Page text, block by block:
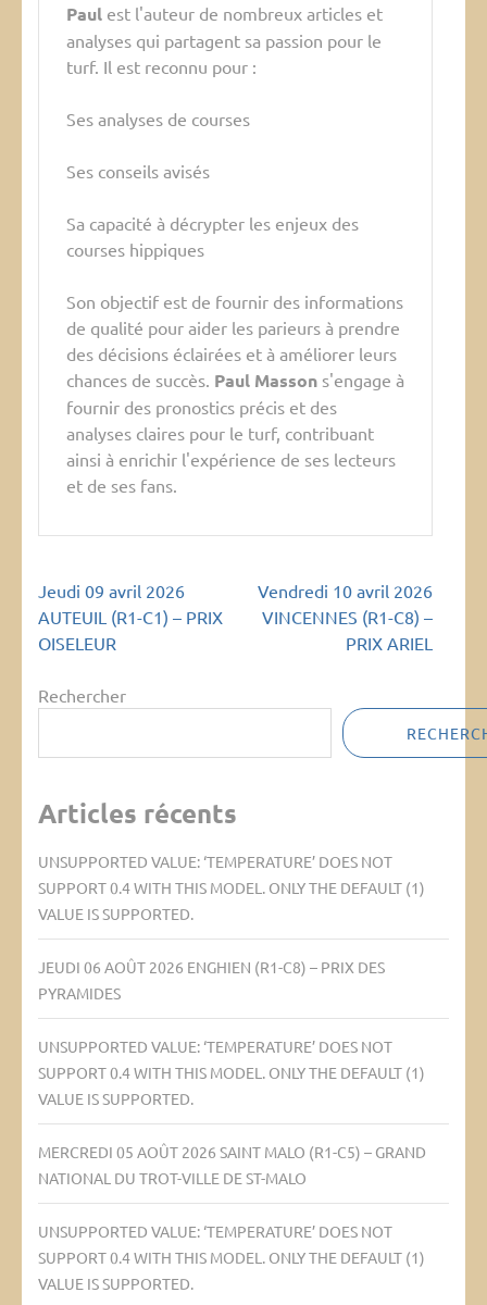
Paul est l'auteur de nombreux articles et
analyses qui partagent sa passion pour le
turf. Il est reconnu pour :
Ses analyses de courses
Ses conseils avisés
Sa capacité à décrypter les enjeux des
courses hippiques
Son objectif est de fournir des informations
de qualité pour aider les parieurs à prendre
des décisions éclairées et à améliorer leurs
chances de succès. Paul Masson s'engage à
fournir des pronostics précis et des
analyses claires pour le turf, contribuant
ainsi à enrichir l'expérience de ses lecteurs
et de ses fans.
Navigation
de
l’article
Jeudi 09 avril 2026
AUTEUIL (R1-C1) – PRIX
OISELEUR
Vendredi 10 avril 2026
VINCENNES (R1-C8) –
PRIX ARIEL
Rechercher
Articles récents
UNSUPPORTED VALUE: ‘TEMPERATURE’ DOES NOT
SUPPORT 0.4 WITH THIS MODEL. ONLY THE DEFAULT (1)
VALUE IS SUPPORTED.
JEUDI 06 AOÛT 2026 ENGHIEN (R1-C8) – PRIX DES
PYRAMIDES
UNSUPPORTED VALUE: ‘TEMPERATURE’ DOES NOT
SUPPORT 0.4 WITH THIS MODEL. ONLY THE DEFAULT (1)
VALUE IS SUPPORTED.
MERCREDI 05 AOÛT 2026 SAINT MALO (R1-C5) – GRAND
NATIONAL DU TROT-VILLE DE ST-MALO
UNSUPPORTED VALUE: ‘TEMPERATURE’ DOES NOT
SUPPORT 0.4 WITH THIS MODEL. ONLY THE DEFAULT (1)
VALUE IS SUPPORTED.